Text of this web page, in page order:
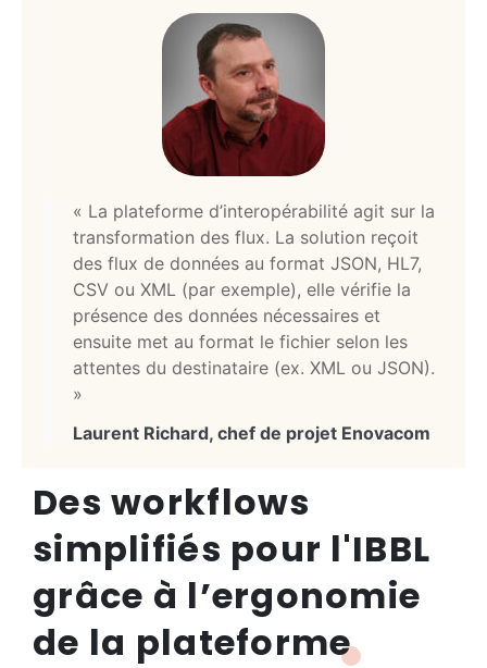
« La plateforme d’interopérabilité agit sur la
transformation des flux. La solution reçoit
des flux de données au format JSON, HL7,
CSV ou XML (par exemple), elle vérifie la
présence des données nécessaires et
ensuite met au format le fichier selon les
attentes du destinataire (ex. XML ou JSON).
»
Laurent Richard, chef de projet Enovacom
Des workflows
simplifiés pour l'IBBL
grâce à l’ergonomie
de la plateforme